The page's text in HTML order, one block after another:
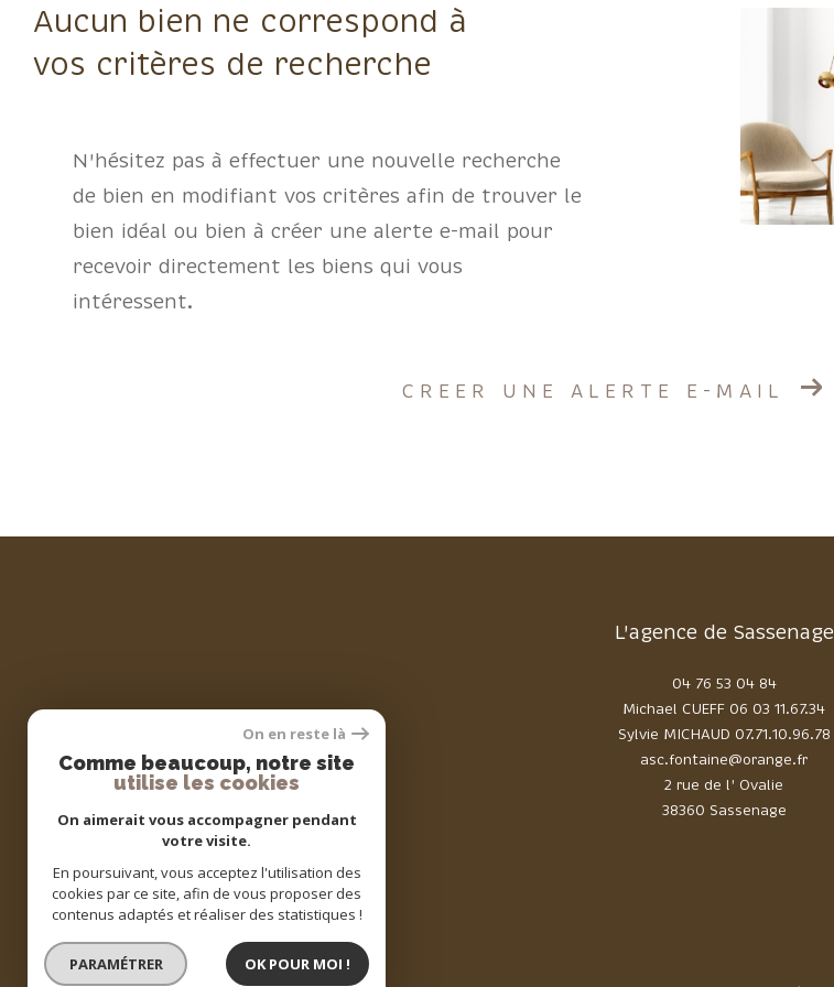
Aucun bien ne correspond à
vos critères de recherche
N'hésitez pas à effectuer une nouvelle recherche
de bien en modifiant vos critères afin de trouver le
bien idéal ou bien à créer une alerte e-mail pour
recevoir directement les biens qui vous
intéressent.
CREER UNE ALERTE E-MAIL
L'agence de Sassenage
04 76 53 04 84
2 rue de l' Ovalie
38360 Sassenage
Michael CUEFF 06 03 11.67.34
Sylvie MICHAUD 07.71.10.96.78
asc.fontaine@orange.fr
Adhérents
On en reste là
Comme beaucoup, notre site
utilise les cookies
On aimerait vous accompagner pendant
votre visite.
En poursuivant, vous acceptez l'utilisation des
cookies par ce site, afin de vous proposer des
contenus adaptés et réaliser des statistiques !
PARAMÉTRER OK POUR MOI !